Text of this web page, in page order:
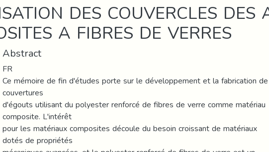
DES COUVERCLES DES
A FIBRES DE VERRES
Abstract
FR
Ce mémoire de fin d'études porte sur le développement et la fabrication de
couvertures
d'égouts utilisant du polyester renforcé de fibres de verre comme matériau
composite. L'intérêt
pour les matériaux composites découle du besoin croissant de matériaux
dotés de propriétés